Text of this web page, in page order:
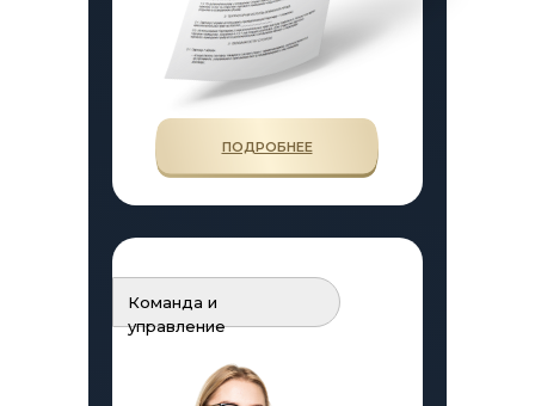
Команда и
управление
ПОДРОБНЕЕ
ПОЛЕЗНАЯ ИНФОРМАЦИЯ